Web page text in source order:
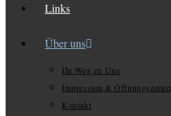
Links
Über uns
Ihr Weg zu Uns
Impressum & Öffnungszeiten
Kontakt